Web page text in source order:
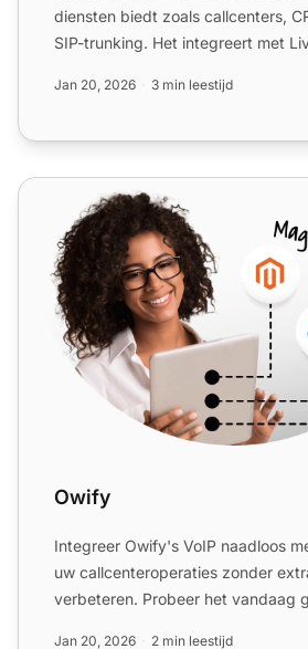
diensten biedt zoals callcenters,
SIP-trunking. Het integreert met
Jan 20, 2026 3 min leestijd
Owify
Owify
Integreer Owify's VoIP naadloos
uw callcenteroperaties zonder
verbeteren. Probeer het vandaag
Jan 20, 2026 2 min leestijd